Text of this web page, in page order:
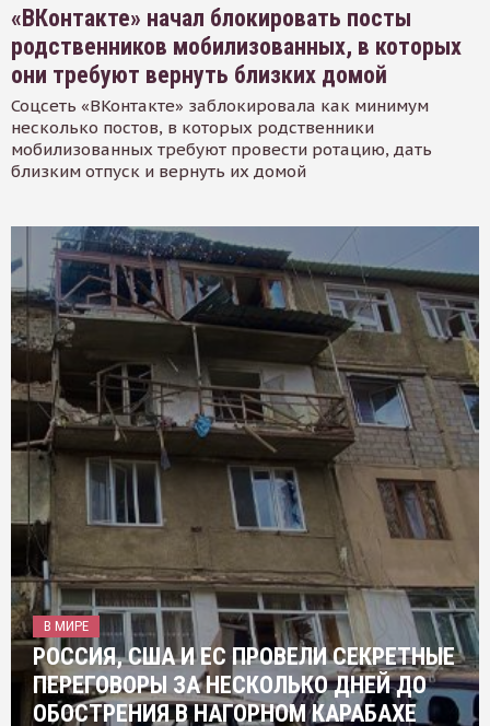
«ВКонтакте» начал блокировать посты
родственников мобилизованных, в которых
они требуют вернуть близких домой
Соцсеть «ВКонтакте» заблокировала как минимум
несколько постов, в которых родственники
мобилизованных требуют провести ротацию, дать
близким отпуск и вернуть их домой
В МИРЕ
РОССИЯ, США И ЕС ПРОВЕЛИ СЕКРЕТНЫЕ
ПЕРЕГОВОРЫ ЗА НЕСКОЛЬКО ДНЕЙ ДО
ОБОСТРЕНИЯ В НАГОРНОМ КАРАБАХЕ